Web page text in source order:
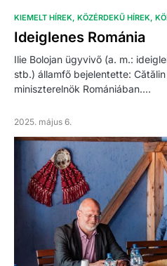
KIEMELT HÍREK KÖZÉRDEKŰ HÍREK
Ideiglenes Románia
Ilie Bolojan ügyvivő (a. m.:
stb.) államfő bejelentette:
miniszterelnök Romániában.…
2025. május 6.